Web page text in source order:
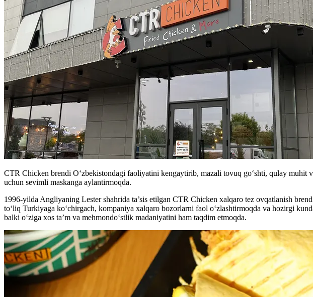
CTR Chicken brendi O‘zbekistondagi faoliyatini kengaytirib, mazali tovuq go‘shti, qulay
uchun sevimli maskanga aylantirmoqda.
1996-yilda Angliyaning Lester shahrida ta’sis etilgan CTR Chicken xalqaro tez ovqatlanish
to‘liq Turkiyaga ko‘chirgach, kompaniya xalqaro bozorlarni faol o‘zlashtirmoqda va hozirgi
balki o‘ziga xos ta’m va mehmondo‘stlik madaniyatini ham taqdim etmoqda.